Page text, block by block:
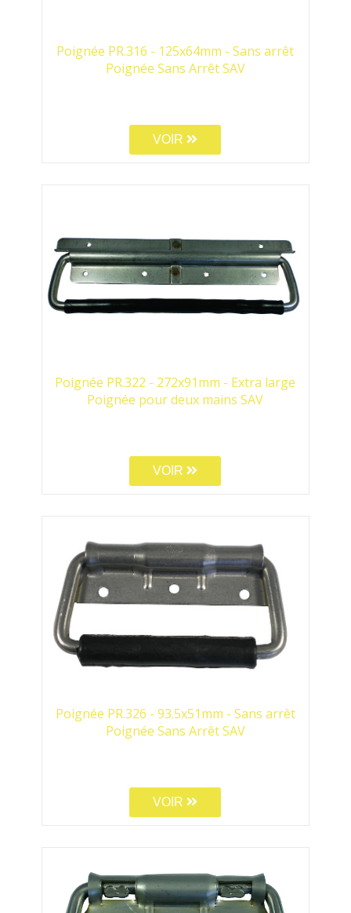
Poignée PR.316 - 125x64mm - Sans arrêt
Poignée Sans Arrêt SAV
VOIR
Poignée PR.322 - 272x91mm - Extra large
Poignée pour deux mains SAV
VOIR
Poignée PR.326 - 93.5x51mm - Sans arrêt
Poignée Sans Arrêt SAV
VOIR